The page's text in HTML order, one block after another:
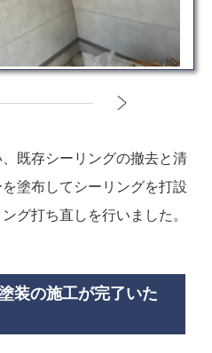
既存シーリングの撤去と清
塗布してシーリングを打設
グ打ち直しを行いました。
装の施工が完了いた